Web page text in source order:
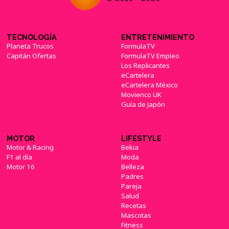
TECNOLOGÍA
Planeta Trucos
Capitán Ofertas
ENTRETENIMIENTO
FormulaTV
FormulaTV Empleo
Los Replicantes
eCartelera
eCartelera México
Movienco UK
Guía de Japón
MOTOR
Motor & Racing
F1 al día
Motor 16
LIFESTYLE
Bekia
Moda
Belleza
Padres
Pareja
Salud
Recetas
Mascotas
Fitness